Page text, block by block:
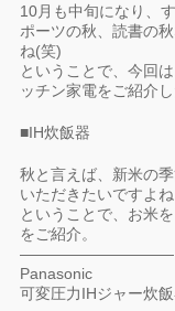
10月も中旬になり、
ポーツの秋、読書の
ね(笑)
ということで、今回
ッチン家電をご紹介
■IH炊飯器
秋と言えば、新米の
いただきたいですよね
ということで、お米
をご紹介。
——————————
Panasonic
可変圧力IHジャー炊